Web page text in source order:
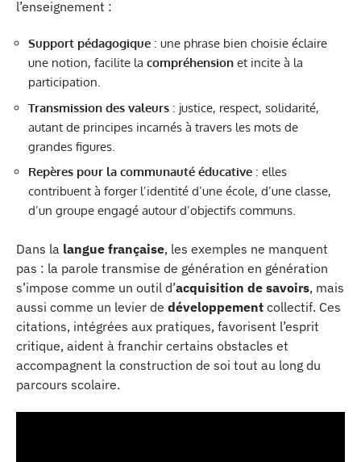
l’enseignement :
Support pédagogique : une phrase bien choisie éclaire
une notion, facilite la compréhension et incite à la
participation.
Transmission des valeurs : justice, respect, solidarité,
autant de principes incarnés à travers les mots de
grandes figures.
Repères pour la communauté éducative : elles
contribuent à forger l’identité d’une école, d’une classe,
d’un groupe engagé autour d’objectifs communs.
Dans la langue française, les exemples ne manquent
pas : la parole transmise de génération en génération
s’impose comme un outil d’acquisition de savoirs, mais
aussi comme un levier de développement collectif. Ces
citations, intégrées aux pratiques, favorisent l’esprit
critique, aident à franchir certains obstacles et
accompagnent la construction de soi tout au long du
parcours scolaire.